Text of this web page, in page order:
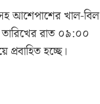
আশেপাশের খাল-বিল
তারিখের রাত ০৯:০০
হচ্ছে।